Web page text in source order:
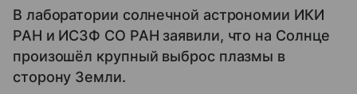
В лаборатории солнечной астрономии ИКИ
РАН и ИСЗФ СО РАН заявили, что на Солнце
произошёл крупный выброс плазмы в
сторону Земли.